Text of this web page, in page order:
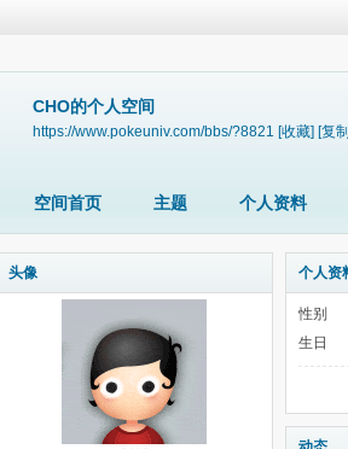
CHO的个人空间
https://www.pokeuniv.com/bbs/?8821 [收藏] [复
空间首页 主题 个人资料
头像 个人资
性别
生日